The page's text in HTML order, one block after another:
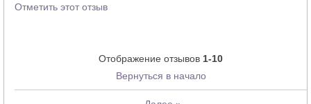
Отметить этот отзыв
Отображение отзывов 1-10
Вернуться в начало